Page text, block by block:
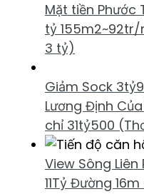
Mặt tiền Phước
tỷ 155m2~92tr/
3 tỷ)
Giảm Sock
Lương Định Của
chỉ 31tỷ500
View Sông Liên
11Tỷ Đường